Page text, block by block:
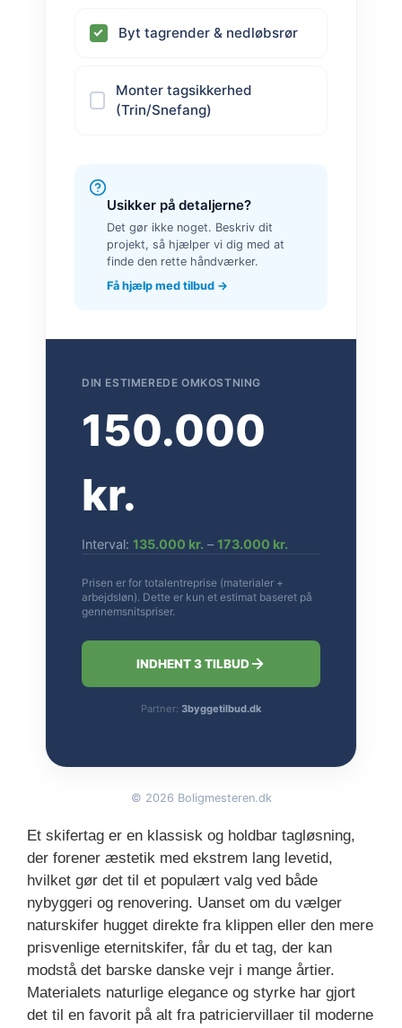
Byt tagrender & nedløbsrør
Monter tagsikkerhed
(Trin/Snefang)
Usikker på detaljerne?
Det gør ikke noget. Beskriv dit
projekt, så hjælper vi dig med at
finde den rette håndværker.
Få hjælp med tilbud →
DIN ESTIMEREDE OMKOSTNING
150.000
kr.
Interval: 135.000 kr. – 173.000 kr.
Prisen er for totalentreprise (materialer +
arbejdsløn). Dette er kun et estimat baseret på
gennemsnitspriser.
INDHENT 3 TILBUD
Partner: 3byggetilbud.dk
© 2026 Boligmesteren.dk
Et skifertag er en klassisk og holdbar tagløsning,
der forener æstetik med ekstrem lang levetid,
hvilket gør det til et populært valg ved både
nybyggeri og renovering. Uanset om du vælger
naturskifer hugget direkte fra klippen eller den mere
prisvenlige eternitskifer, får du et tag, der kan
modstå det barske danske vejr i mange årtier.
Materialets naturlige elegance og styrke har gjort
det til en favorit på alt fra patriciervillaer til moderne